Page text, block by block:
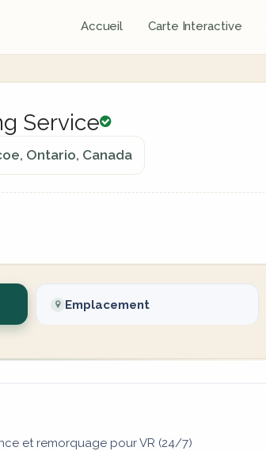
Accueil Carte Interactive
Service
Ontario, Canada
Emplacement
et remorquage pour VR (24/7)